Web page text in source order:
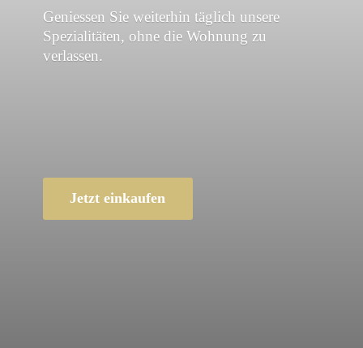
Geniessen Sie weiterhin täglich unsere
Spezialitäten, ohne die Wohnung zu
verlassen.
Jetzt einkaufen